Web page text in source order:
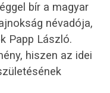
bír a magyar
névadója,
Papp László.
hiszen az idei